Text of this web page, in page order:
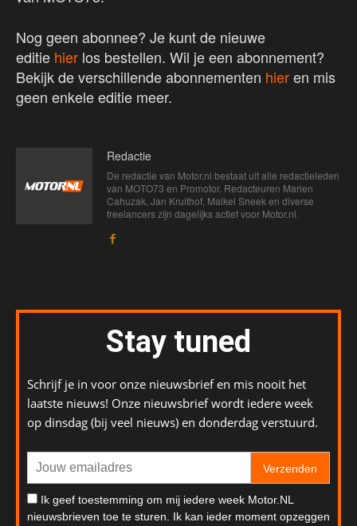
Nog geen abonnee? Je kunt de nieuwe
editie hier los bestellen. Wil je een abonnement?
Bekijk de verschillende abonnementen hieren mis
geen enkele editie meer.
Redactie
De redactie van Motor.nl bestaat uit alle redactieleden
van MOTO73 en Promotor. Redacteuren Marien
Cahuzak, Jan Kruithof, Maikel Sneek en diverse
freelancers zijn dagelijks actief voor Motor.nl.
Stay tuned
Schrijf je in voor onze nieuwsbrief en mis nooit het
laatste nieuws! Onze nieuwsbrief wordt iedere week
op dinsdag (bij veel nieuws) en donderdag verstuurd.
Verzenden
Ik geef toestemming om mij iedere week Motor.NL
nieuwsbrieven toe te sturen. Ik kan ieder moment opzeggen